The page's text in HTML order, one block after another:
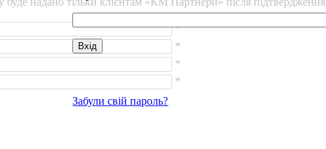
Забули свій пароль?
*
*
*
*